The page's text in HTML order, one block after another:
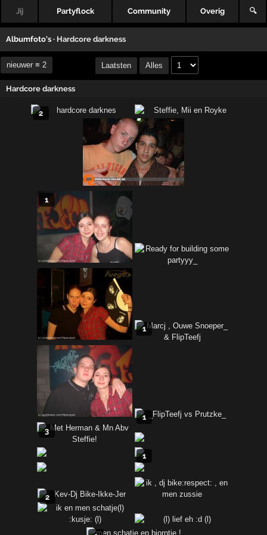
Jij Partyflock Community Overig 🔍
Albumfoto's · Hardcore darkness
nieuwer ≡ 2 Laatsten Alles
Hardcore darkness
2
1
1
1
3
1
2